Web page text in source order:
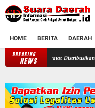
HOME BERITA DAERAH
BREAKING
NEWS Selama